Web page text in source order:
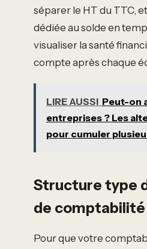
séparer le HT du TTC,
dédiée au solde en
visualiser la santé
compte après chaque
LIRE AUSSI Peut-on
entreprises ? Les
pour cumuler
Structure type
de
Pour que votre